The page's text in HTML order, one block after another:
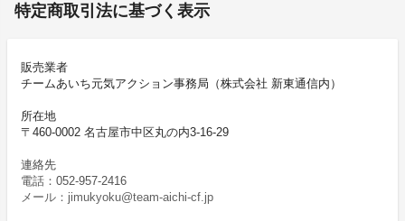
特定商取引法に基づく表示
販売業者
チームあいち元気アクション事務局（株式会社 新東通信内）
所在地
〒460-0002 名古屋市中区丸の内3-16-29
連絡先
電話：052-957-2416
メール：jimukyoku@team-aichi-cf.jp